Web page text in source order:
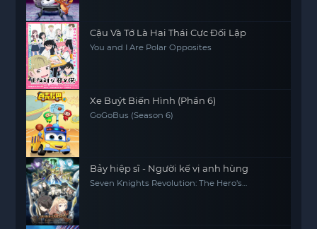
Cậu Và Tớ Là Hai Thái Cực Đối Lập
You and I Are Polar Opposites
Xe Buýt Biến Hình (Phần 6)
GoGoBus (Season 6)
Bảy hiệp sĩ - Người kế vị anh hùng
Seven Knights Revolution: The Hero's